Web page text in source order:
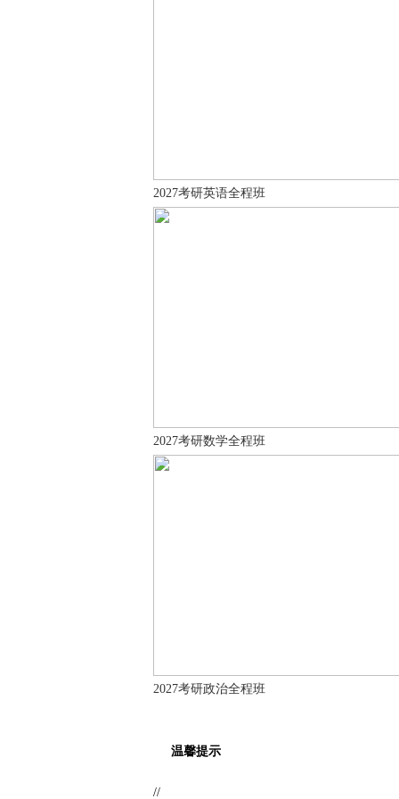
2027考研英语全程班
2027考研数学全程班
2027考研政治全程班
温馨提示
//